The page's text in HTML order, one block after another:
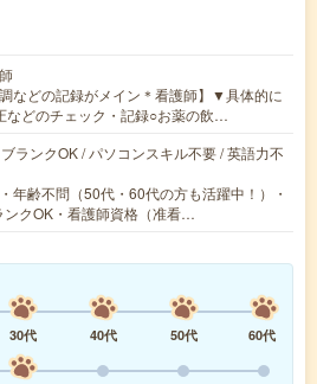
調などの記録がメイン＊看護師】▼具体的に
どのチェック・記録○お薬の飲…
ランクOK / パソコンスキル不要 / 英語力不
齢不問（50代・60代の方も活躍中！）・
ンクOK・看護師資格（准看…
30代 40代 50代
60代